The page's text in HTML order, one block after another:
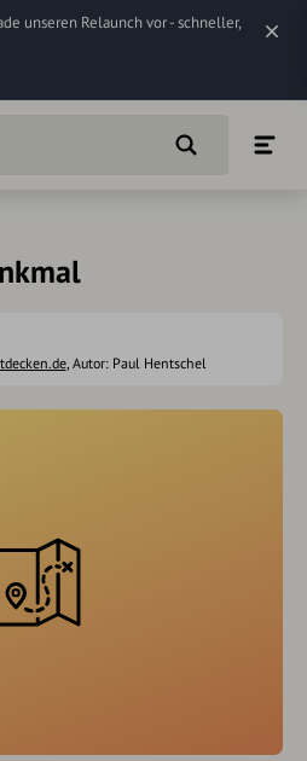
unseren Relaunch vor - schneller,
, Autor: Paul Hentschel